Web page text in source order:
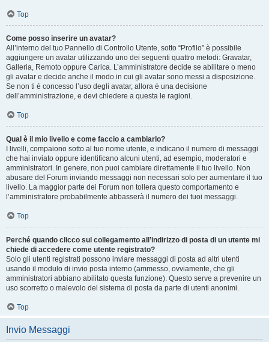
Top
Come posso inserire un avatar?
All’interno del tuo Pannello di Controllo Utente, sotto “Profilo” è possibile
aggiungere un avatar utilizzando uno dei seguenti quattro metodi: Gravatar,
Galleria, Remoto oppure Carica. L’amministratore decide se abilitare o meno
gli avatar e decide anche il modo in cui gli avatar sono messi a disposizione.
Se non ti è concesso l’uso degli avatar, allora è una decisione
dell’amministrazione, e devi chiedere a questa le ragioni.
Top
Qual è il mio livello e come faccio a cambiarlo?
I livelli, compaiono sotto al tuo nome utente, e indicano il numero di messaggi
che hai inviato oppure identificano alcuni utenti, ad esempio, moderatori e
amministratori. In genere, non puoi cambiare direttamente il tuo livello. Non
abusare del Forum inviando messaggi non necessari solo per aumentare il tuo
livello. La maggior parte dei Forum non tollera questo comportamento e
l’amministratore probabilmente abbasserà il numero dei tuoi messaggi.
Top
Perché quando clicco sul collegamento all’indirizzo di posta di un utente mi
chiede di accedere come utente registrato?
Solo gli utenti registrati possono inviare messaggi di posta ad altri utenti
usando il modulo di invio posta interno (ammesso, ovviamente, che gli
amministratori abbiano abilitato questa funzione). Questo serve a prevenire un
uso scorretto o malevolo del sistema di posta da parte di utenti anonimi.
Top
Invio Messaggi